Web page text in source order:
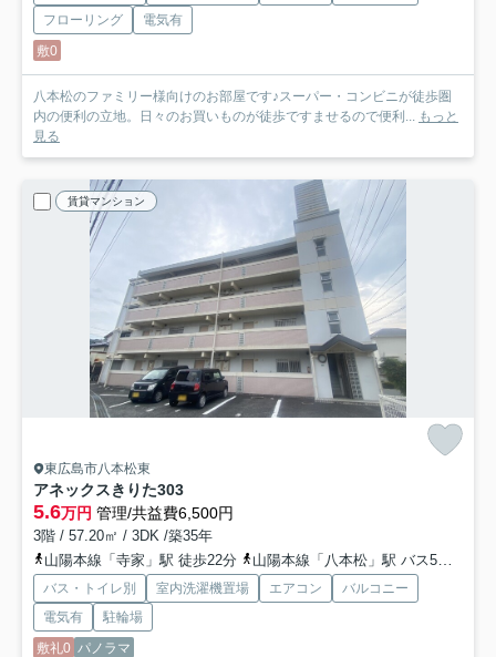
フローリング
電気有
敷0
八本松のファミリー様向けのお部屋です♪スーパー・コンビニが徒歩圏
内の便利の立地。日々のお買いものが徒歩ですませるので便利...
もっと
見る
賃貸マンション
東広島市八本松東
アネックスきりた303
5.6万円 管理/共益費6,500円
3階 / 57.20㎡ / 3DK /築35年
山陽本線「寺家」駅 徒歩22分
山陽本線「八本松」駅 バス5分 「八本松病院前」 停歩4分
バス・トイレ別 室内洗濯機置場 エアコン
バルコニー
電気有
駐輪場
敷礼0 パノラマ